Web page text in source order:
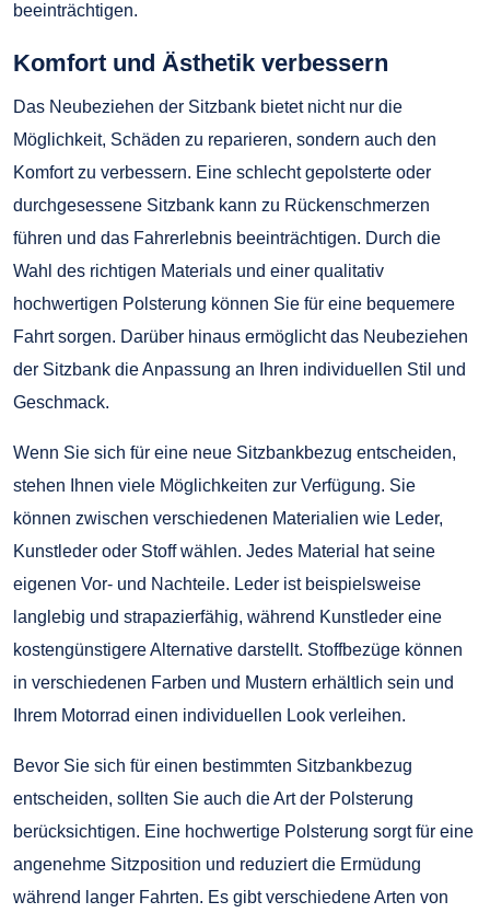
beeinträchtigen.
Komfort und Ästhetik verbessern
Das Neubeziehen der Sitzbank bietet nicht nur die
Möglichkeit, Schäden zu reparieren, sondern auch den
Komfort zu verbessern. Eine schlecht gepolsterte oder
durchgesessene Sitzbank kann zu Rückenschmerzen
führen und das Fahrerlebnis beeinträchtigen. Durch die
Wahl des richtigen Materials und einer qualitativ
hochwertigen Polsterung können Sie für eine bequemere
Fahrt sorgen. Darüber hinaus ermöglicht das Neubeziehen
der Sitzbank die Anpassung an Ihren individuellen Stil und
Geschmack.
Wenn Sie sich für eine neue Sitzbankbezug entscheiden,
stehen Ihnen viele Möglichkeiten zur Verfügung. Sie
können zwischen verschiedenen Materialien wie Leder,
Kunstleder oder Stoff wählen. Jedes Material hat seine
eigenen Vor- und Nachteile. Leder ist beispielsweise
langlebig und strapazierfähig, während Kunstleder eine
kostengünstigere Alternative darstellt. Stoffbezüge können
in verschiedenen Farben und Mustern erhältlich sein und
Ihrem Motorrad einen individuellen Look verleihen.
Bevor Sie sich für einen bestimmten Sitzbankbezug
entscheiden, sollten Sie auch die Art der Polsterung
berücksichtigen. Eine hochwertige Polsterung sorgt für eine
angenehme Sitzposition und reduziert die Ermüdung
während langer Fahrten. Es gibt verschiedene Arten von